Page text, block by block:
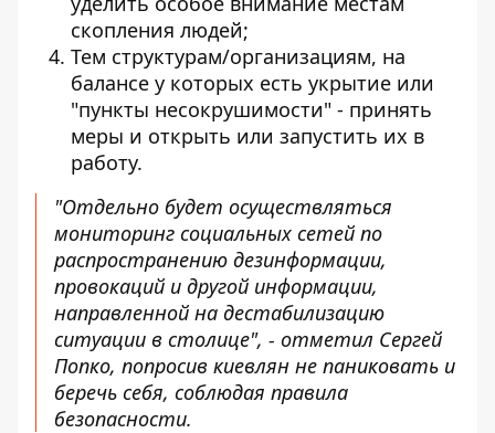
скопления людей;
Тем структурам/организациям, на
балансе у которых есть укрытие или
"пункты несокрушимости" - принять
меры и открыть или запустить их в
работу.
"Отдельно будет осуществляться
мониторинг социальных сетей по
распространению дезинформации,
провокаций и другой информации,
направленной на дестабилизацию
ситуации в столице", - отметил Сергей
Попко, попросив киевлян не паниковать и
беречь себя, соблюдая правила
безопасности.